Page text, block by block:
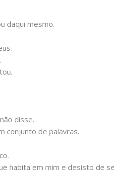
daqui mesmo.
disse.
conjunto de palavras.
habita em mim e desisto de